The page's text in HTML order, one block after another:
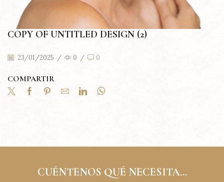
COPY OF UNTITLED DESIGN (2)
23/01/2025 / 0 / 0
COMPARTIR
CUÉNTENOS QUÉ NECESITA...